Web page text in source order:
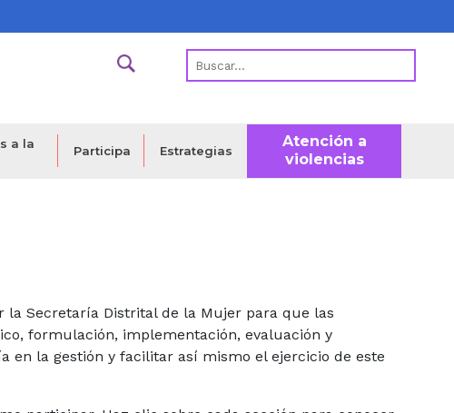
a la
Participa Estrategias
Atención a
violencias
la Secretaría Distrital de la Mujer para que las
formulación, implementación, evaluación y
la gestión y facilitar así mismo el ejercicio de este